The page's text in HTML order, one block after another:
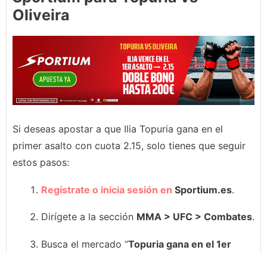
Oliveira
Si deseas apostar a que Ilia Topuria gana en el
primer asalto con cuota 2.15, solo tienes que seguir
estos pasos:
Regístrate o inicia sesión en Sportium.es.
Dirígete a la sección MMA > UFC > Combates.
Busca el mercado “Topuria gana en el 1er